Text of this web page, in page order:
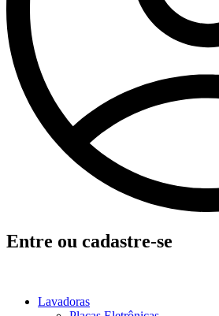
Entre ou cadastre-se
Lavadoras